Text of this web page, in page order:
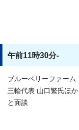
午前11時30分-
ブルーベリーファーム
三輪代表 山口繁氏ほか
と面談